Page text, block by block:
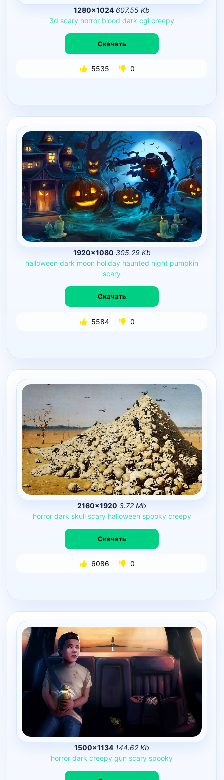
1280×1024 607.55 Kb
3d scary horror blood dark cgi creepy
Скачать
5535 0
1920×1080 305.29 Kb
halloween dark moon holiday haunted night pumpkin
scary
Скачать
5584 0
2160×1920 3.72 Mb
horror dark skull scary halloween spooky creepy
Скачать
6086 0
1500×1134 144.62 Kb
horror dark creepy gun scary spooky